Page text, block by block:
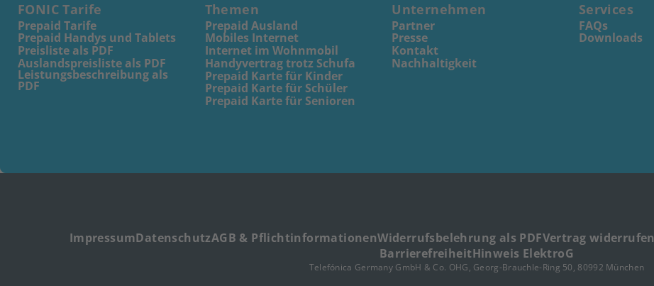
FONIC Tarife
Prepaid Tarife
Prepaid Handys und Tablets
Preisliste als PDF
Auslandspreisliste als PDF
Leistungsbeschreibung als
PDF
Themen
Prepaid Ausland
Mobiles Internet
Internet im Wohnmobil
Handyvertrag trotz Schufa
Prepaid Karte für Kinder
Prepaid Karte für Schüler
Prepaid Karte für Senioren
Unternehmen
Partner
Presse
Kontakt
Nachhaltigkeit
Services
FAQs
Downloads
ImpressumDatenschutzAGB & PflichtinformationenWiderrufsbelehrung als PDFVertrag widerrufen
BarrierefreiheitHinweis ElektroG
Telefónica Germany GmbH & Co. OHG, Georg-Brauchle-Ring 50, 80992 München